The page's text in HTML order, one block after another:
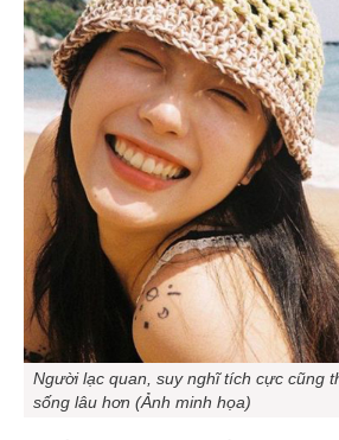
Người lạc quan, suy nghĩ tích cực cũng
sống lâu hơn (Ảnh minh họa)